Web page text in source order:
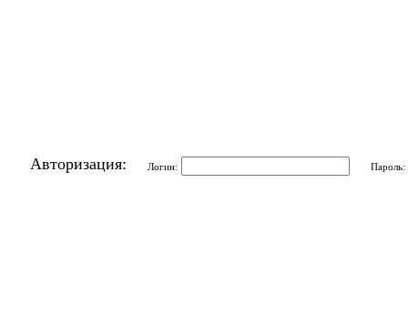
Авторизация: Логин: Пароль: